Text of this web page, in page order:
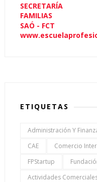
SECRETARÍA
FAMILIAS
SAÓ - FCT
ETIQUETAS
Administración Y
CAE
Comercio
FPStartup
Actividades